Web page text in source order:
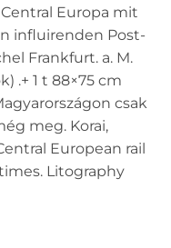
von U.
a.
15p
t 88×75
Europa mit
influirenden Post-
Frankfurt. a. M.
.+ 1 t 88×75 cm
csak
meg. Korai,
European rail
Litography